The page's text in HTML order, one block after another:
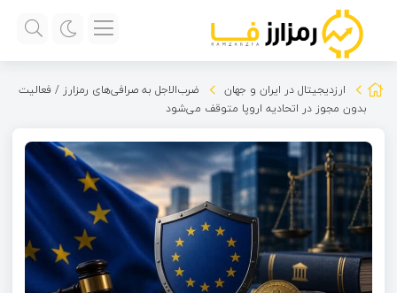
ارزدیجیتال در ایران و جهان
ضرب‌الاجل به صرافی‌های رمزارز / فعالیت
بدون مجوز در اتحادیه اروپا متوقف می‌شود